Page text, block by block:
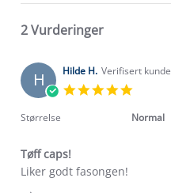
2 Vurderinger
H Hilde H. Verifisert kunde
rating
Størrelse Normal
Tøff caps!
Review
review
Liker godt fasongen!